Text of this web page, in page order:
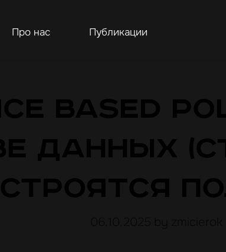
Про нас Публикации